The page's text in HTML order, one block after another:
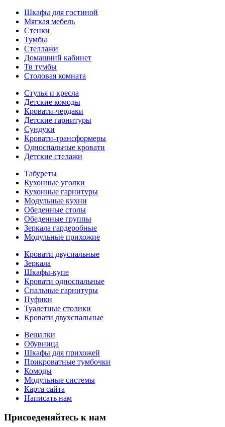
Шкафы для гостиной
Мягкая мебель
Стенки
Тумбы
Стеллажи
Домашний кабинет
Тв тумбы
Столовая комната
Стулья и кресла
Детские комоды
Кровати-чердаки
Детские гарнитуры
Сундуки
Кровати-трансформеры
Односпальные кровати
Детские стелажи
Табуреты
Кухонные уголки
Кухонные гарнитуры
Модульные кухни
Обеденные столы
Обеденные группы
Зеркала гардеробные
Модульные прихожие
Кровати двуспальные
Зеркала
Шкафы-купе
Кровати односпальные
Спальные гарнитуры
Пуфики
Туалетные столики
Кровати двухспальные
Вешалки
Обувница
Шкафы для прихожей
Прикроватные тумбочки
Комоды
Модульные системы
Карта сайта
Написать нам
Присоеденяйтесь к нам